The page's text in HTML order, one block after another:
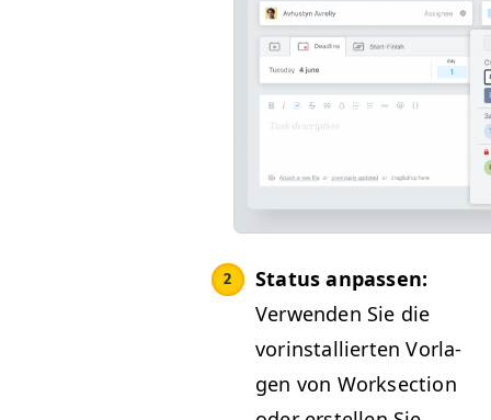
Sta­tus anpassen:
Ver­wen­den Sie die
vorin­stal­lierten Vor­la­
gen von Work­sec­tion